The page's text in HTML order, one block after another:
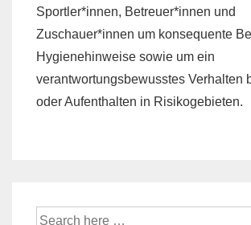
Sportler*innen, Betreuer*innen und
Zuschauer*innen um konsequente
Hygienehinweise sowie um ein
verantwortungsbewusstes Verhalten
oder Aufenthalten in Risikogebieten.
Suche